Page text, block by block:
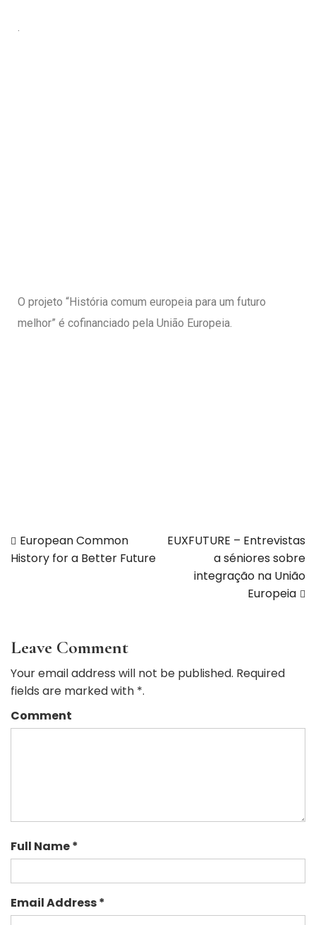
.
O projeto “História comum europeia para um futuro
melhor” é cofinanciado pela União Europeia.
European Common
History for a Better Future
EUXFUTURE – Entrevistas
a séniores sobre
integração na União
Europeia
Leave Comment
Your email address will not be published. Required
fields are marked with *.
Comment
Full Name *
Email Address *